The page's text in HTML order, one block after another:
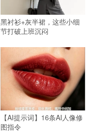
黑衬衫+灰半裙，这些小细
节打破上班沉闷
【AI提示词】16条AI人像修
图指令